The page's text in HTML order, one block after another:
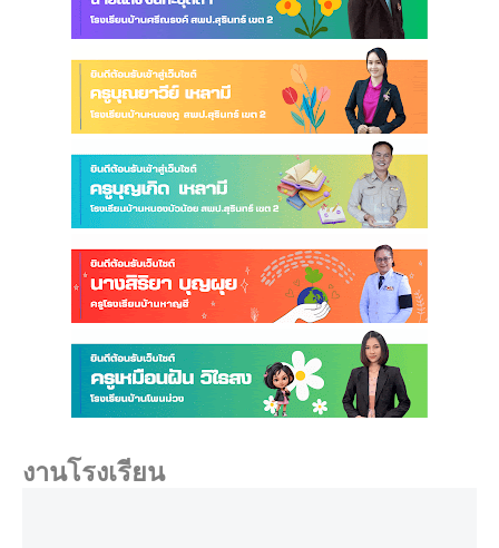
งานโรงเรียน